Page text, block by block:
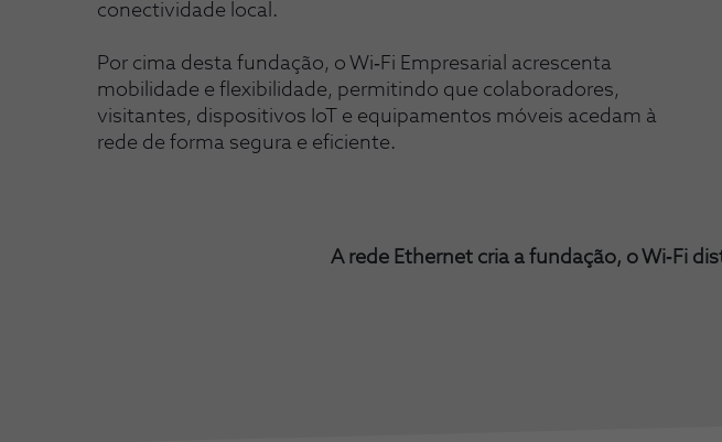
conectividade local.
Por cima desta fundação, o Wi‑Fi Empresarial acrescenta
mobilidade e flexibilidade, permitindo que colaboradores,
visitantes, dispositivos IoT e equipamentos móveis acedam à
rede de forma segura e eficiente.
A rede Ethernet cria a fundação, o Wi‑Fi